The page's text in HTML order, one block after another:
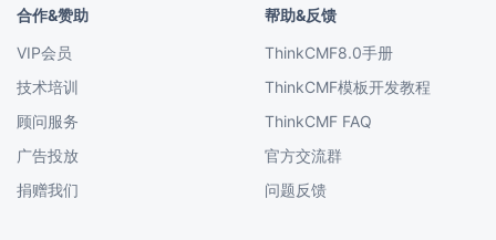
合作&赞助
VIP会员
技术培训
顾问服务
广告投放
捐赠我们
帮助&反馈
ThinkCMF8.0手册
ThinkCMF模板开发教程
ThinkCMF FAQ
官方交流群
问题反馈